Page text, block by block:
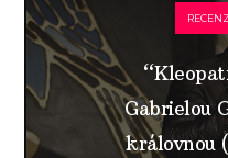
Gabrielou
královnou